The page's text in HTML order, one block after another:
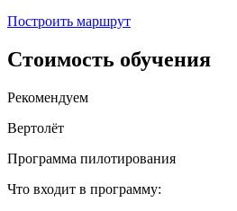
Построить маршрут
Стоимость обучения
Рекомендуем
Вертолёт
Программа пилотирования
Что входит в программу: